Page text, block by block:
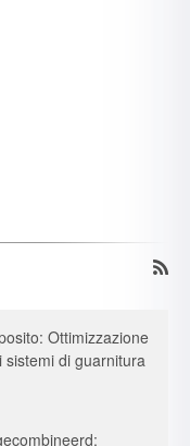
Platzeffizienz dank
Kita
Ottimizzazione
sistemi di guarnitura